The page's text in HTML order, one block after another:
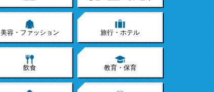
美容・ファッション 旅行・ホテル
飲食 教育・保育